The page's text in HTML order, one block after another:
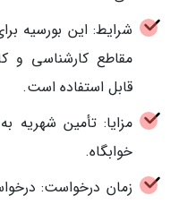
شرایط: این بورسیه
مقاطع کارشناسی و
قابل استفاده است.
مزایا: تأمین
خوابگاه.
زمان درخواست: